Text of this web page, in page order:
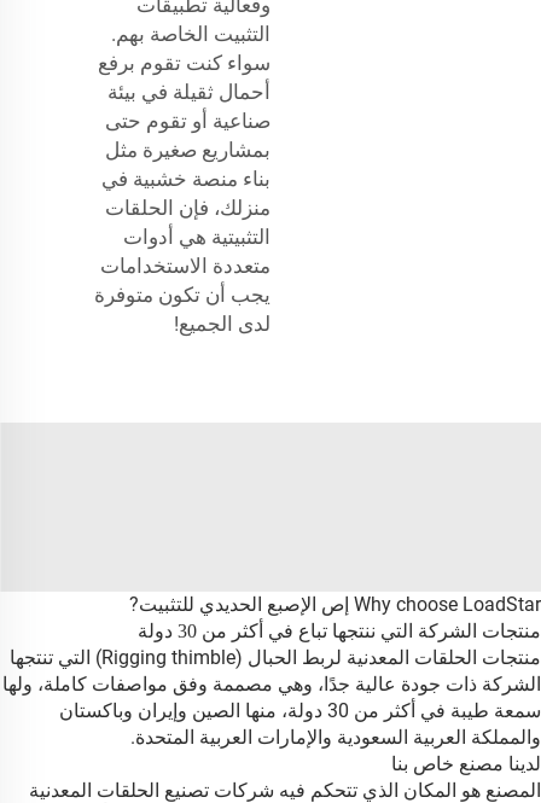
وفعالية تطبيقات
التثبيت الخاصة بهم.
سواء كنت تقوم برفع
أحمال ثقيلة في بيئة
صناعية أو تقوم حتى
بمشاريع صغيرة مثل
بناء منصة خشبية في
منزلك، فإن الحلقات
التثبيتية هي أدوات
متعددة الاستخدامات
يجب أن تكون متوفرة
لدى الجميع!
Why choose LoadStar إص الإصبع الحديدي للتثبيت?
منتجات الشركة التي ننتجها تباع في أكثر من 30 دولة
منتجات الحلقات المعدنية لربط الحبال (Rigging thimble) التي تنتجها
الشركة ذات جودة عالية جدًا، وهي مصممة وفق مواصفات كاملة، ولها
سمعة طيبة في أكثر من 30 دولة، منها الصين وإيران وباكستان
والمملكة العربية السعودية والإمارات العربية المتحدة.
لدينا مصنع خاص بنا
المصنع هو المكان الذي تتحكم فيه شركات تصنيع الحلقات المعدنية